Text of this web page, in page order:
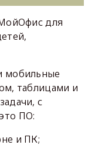
для
мобильные
таблицами и
с
ПО:
и ПК;